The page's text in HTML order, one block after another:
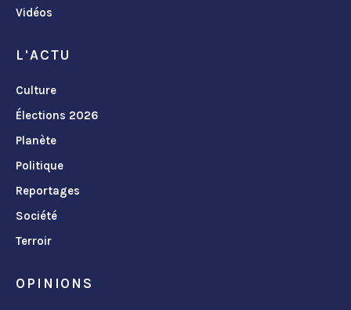
Vidéos
L'ACTU
Culture
Élections 2026
Planète
Politique
Reportages
Société
Terroir
OPINIONS